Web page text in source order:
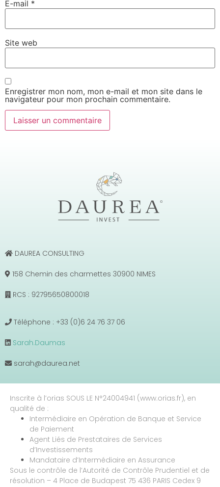
E-mail *
Site web
Enregistrer mon nom, mon e-mail et mon site dans le
navigateur pour mon prochain commentaire.
DAUREA CONSULTING
158 Chemin des charmettes 30900 NIMES
RCS : 92795650800018
Téléphone : +33 (0)6 24 76 37 06
Sarah.Daumas
sarah@daurea.net
Inscrite à l’orias SOUS LE N°24004941 (www.orias.fr), en
qualité de :
Intermédiaire en Opération de Banque et Service
de Paiement
Agent Liés de Prestataires de Services
d’Investissements
Mandataire d’Intermédiaire en Assurance
Sous le contrôle de l’Autorité de Contrôle Prudentiel et de
résolution – 4 Place de Budapest 75 436 PARIS Cedex 9